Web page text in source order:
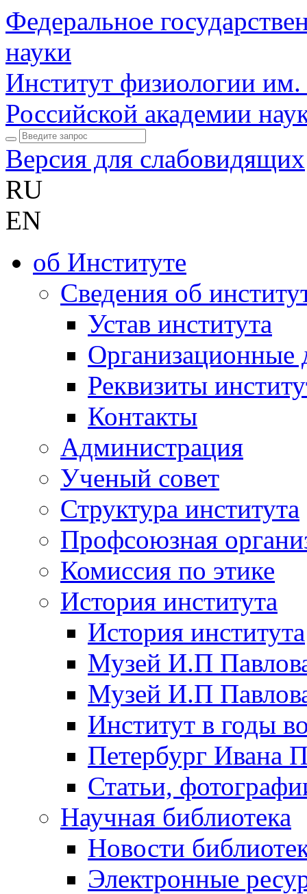
Федеральное
науки
Институт физиологии
Российской академии
Версия для слабовидящих
RU
EN
об Институте
Сведения об
Устав института
Организационные
Реквизиты
Контакты
Администрация
Ученый совет
Структура института
Профсоюзная
Комиссия по этике
История института
История института
Музей И.П
Музей И.П
Институт в годы
Петербург Ивана
Статьи,
Научная библиотека
Новости
Электронные